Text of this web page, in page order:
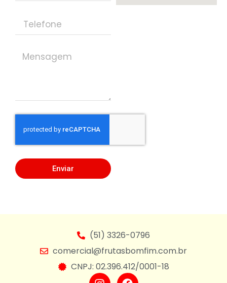
Enviar
(51) 3326-0796
comercial@frutasbomfim.com.br
CNPJ: 02.396.412/0001-18